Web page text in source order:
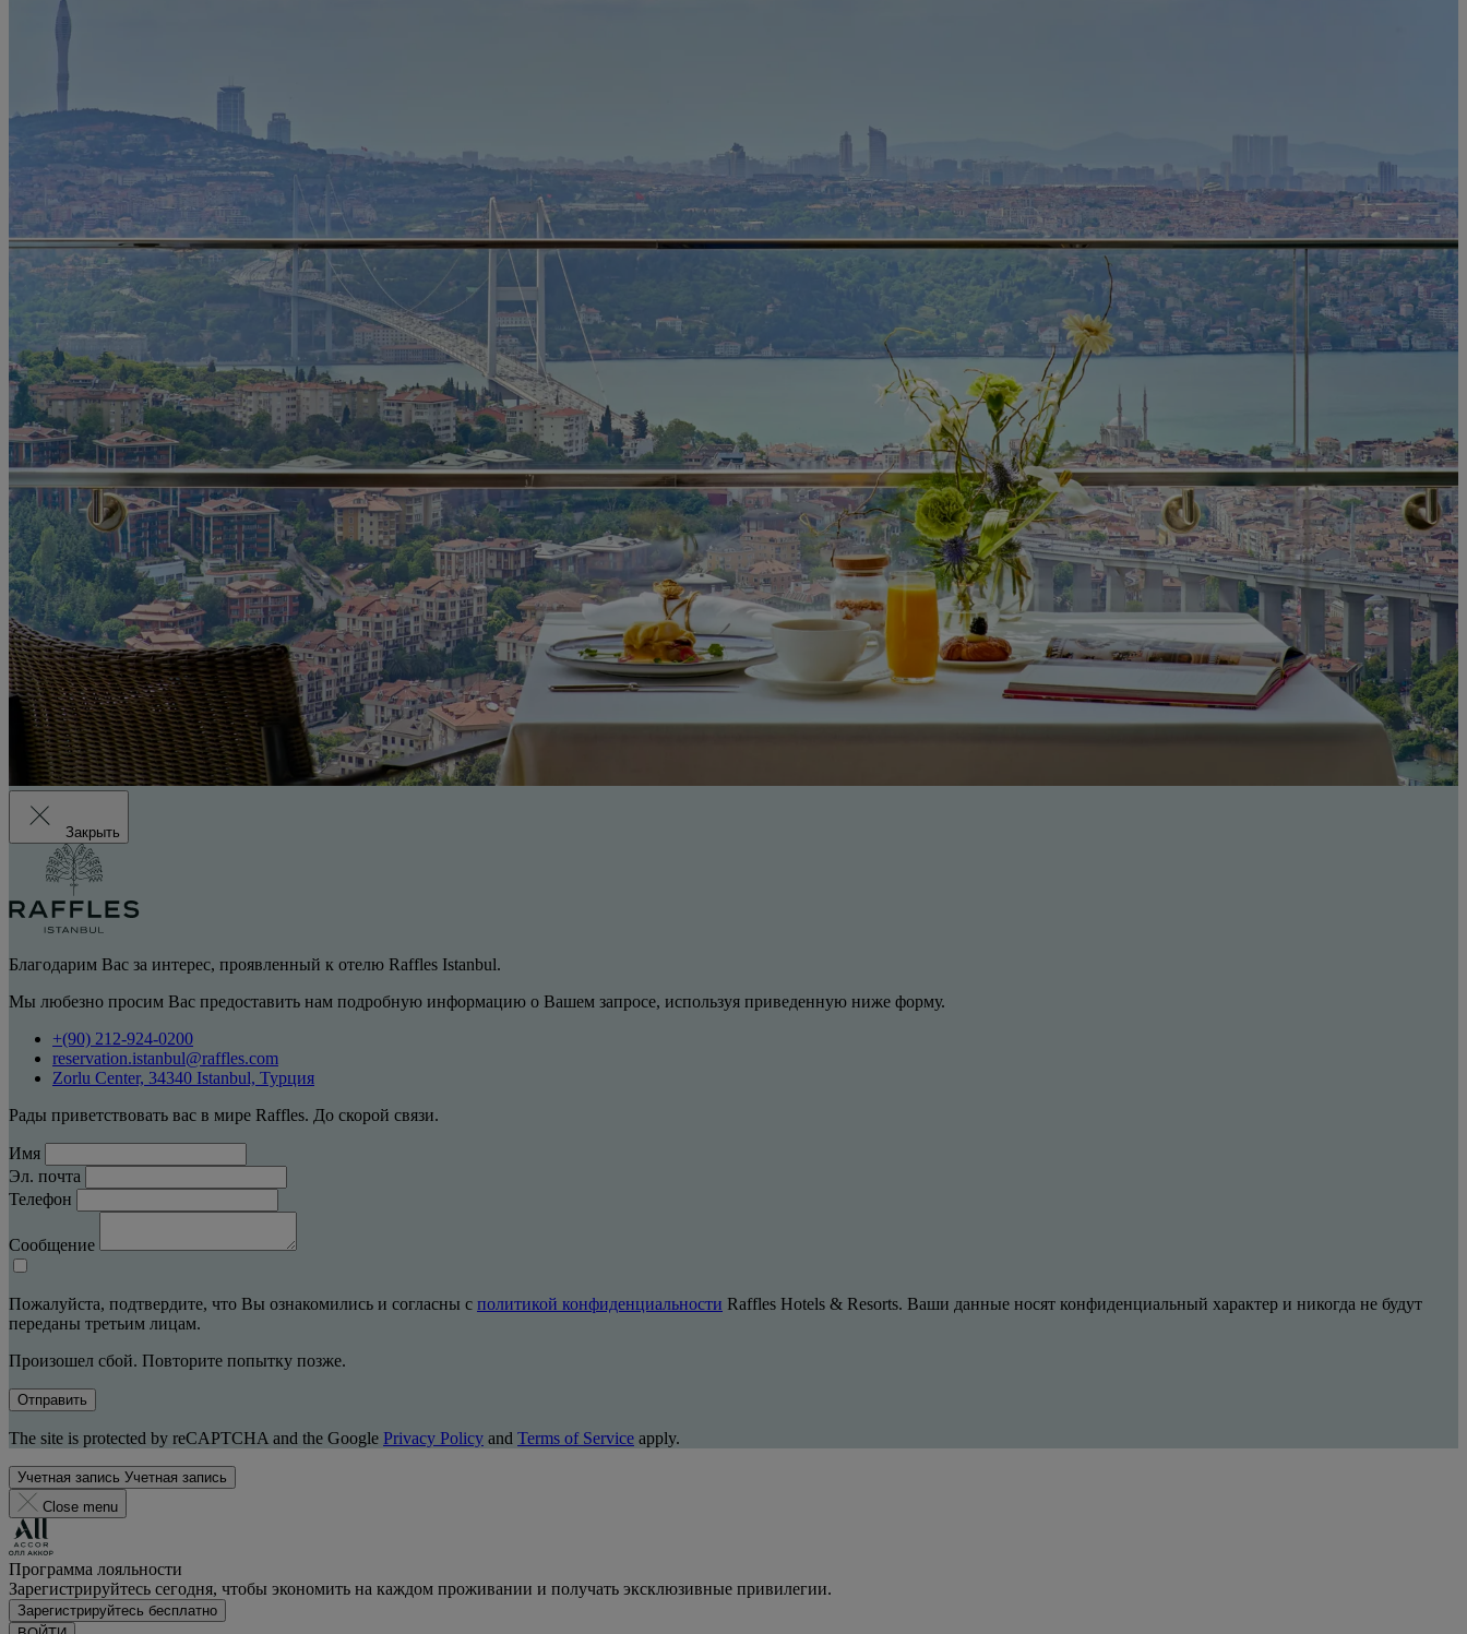
Закрыть
Благодарим Вас за интерес, проявленный к отелю Raffles Istanbul.
Мы любезно просим Вас предоставить нам подробную информацию о Вашем запросе, используя приведенную ниже форму.
+(90) 212-924-0200
reservation.istanbul@raffles.com
Zorlu Center, 34340 Istanbul, Турция
Рады приветствовать вас в мире Raffles. До скорой связи.
Имя
Эл. почта
Телефон
Сообщение
Пожалуйста, подтвердите, что Вы ознакомились и согласны с политикой конфиденциальности Raffles Hotels & Resorts. Ваши данные носят конфиденциальный характер и никогда не будут
переданы третьим лицам.
Произошел сбой. Повторите попытку позже.
Отправить
The site is protected by reCAPTCHA and the Google Privacy Policy and Terms of Service apply.
Учетная запись Учетная запись
Close menu
Программа лояльности
Зарегистрируйтесь сегодня, чтобы экономить на каждом проживании и получать эксклюзивные привилегии.
Зарегистрируйтесь бесплатно